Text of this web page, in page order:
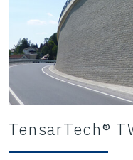
TensarTech®